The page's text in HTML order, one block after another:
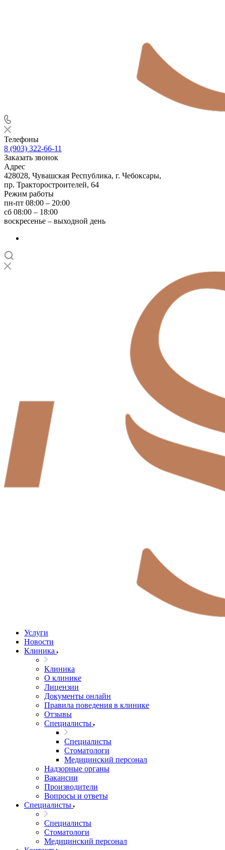
Телефоны
8 (903) 322-66-11
Заказать звонок
Адрес
428028, Чувашская Республика, г. Чебоксары,
пр. Тракторостроителей, 64
Режим работы
пн-пт 08:00 – 20:00
сб 08:00 – 18:00
воскресенье – выходной день
Услуги
Новости
Клиника
Клиника
О клинике
Лицензии
Документы онлайн
Правила поведения в клинике
Отзывы
Специалисты
Специалисты
Стоматологи
Медицинский персонал
Надзорные органы
Вакансии
Производители
Вопросы и ответы
Специалисты
Специалисты
Стоматологи
Медицинский персонал